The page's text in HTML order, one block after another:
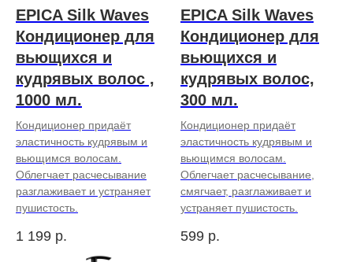
EPICA Silk Waves
Кондиционер для
вьющихся и
кудрявых волос ,
1000 мл.
Кондиционер придаёт
эластичность кудрявым и
вьющимся волосам.
Облегчает расчесывание
разглаживает и устраняет
пушистость.
1 199 р.
EPICA Silk Waves
Кондиционер для
вьющихся и
кудрявых волос,
300 мл.
Кондиционер придаёт
эластичность кудрявым и
вьющимся волосам.
Облегчает расчесывание,
смягчает, разглаживает и
устраняет пушистость.
599 р.